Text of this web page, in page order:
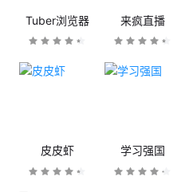
Tuber浏览器 来疯直播
皮皮虾 学习强国